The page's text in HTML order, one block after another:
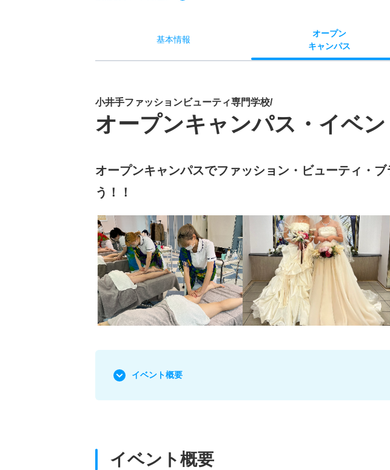
基本情報
オープン
キャンパス
小井手ファッションビューティ専門学校/
オープンキャンパス・イベ
オープンキャンパスでファッション・ビューティ・
う！！
イベント概要
イベント概要